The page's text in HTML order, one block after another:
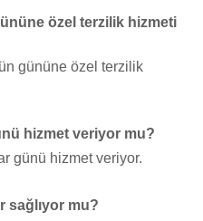
özel terzilik hizmeti
gününe özel terzilik
hizmet veriyor mu?
günü hizmet veriyor.
sağlıyor mu?